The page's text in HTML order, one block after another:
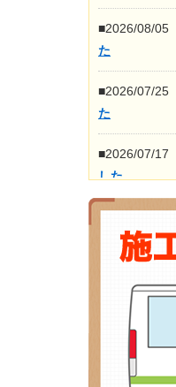
■2026/08/05
た
■2026/07/25
た
■2026/07/17
した
ました